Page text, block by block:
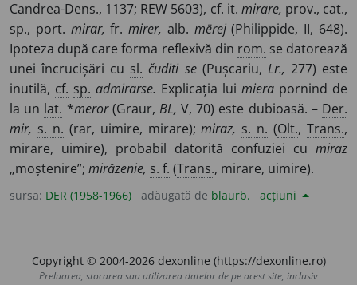
Candrea-Dens., 1137; REW 5603), cf. it. mirare, prov., cat.,
sp., port. mirar, fr. mirer, alb. mërej(Philippide, II, 648).
Ipoteza după care forma reflexivă din rom. se datorează
unei încrucișări cu sl. čuditi se(Pușcariu, Lr., 277) este
inutilă, cf. sp. admirarse. Explicația lui miera pornind de
la un lat. *meror(Graur, BL, V, 70) este dubioasă. – Der.
mir, s. n. (rar, uimire, mirare);miraz, s. n. (Olt.,Trans.,
mirare, uimire), probabil datorită confuziei cu miraz
„moștenire”; mirăzenie, s. f. (Trans., mirare, uimire).
sursa: DER (1958-1966) adăugată de blaurb. acțiuni
Copyright © 2004-2026 dexonline (https://dexonline.ro)
Preluarea, stocarea sau utilizarea datelor de pe acest site, inclusiv